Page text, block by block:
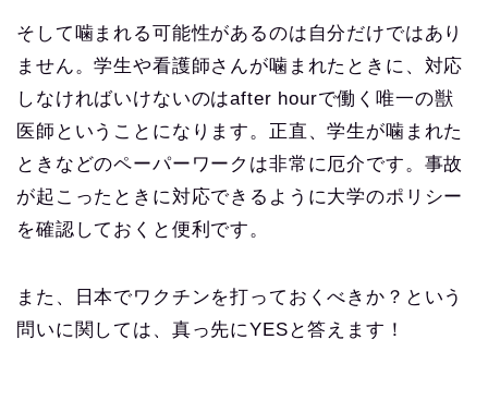
そして噛まれる可能性があるのは自分だけではあり
ません。学生や看護師さんが噛まれたときに、対応
しなければいけないのはafter hourで働く唯一の獣
医師ということになります。正直、学生が噛まれた
ときなどのペーパーワークは非常に厄介です。事故
が起こったときに対応できるように大学のポリシー
を確認しておくと便利です。
また、日本でワクチンを打っておくべきか？という
問いに関しては、真っ先にYESと答えます！